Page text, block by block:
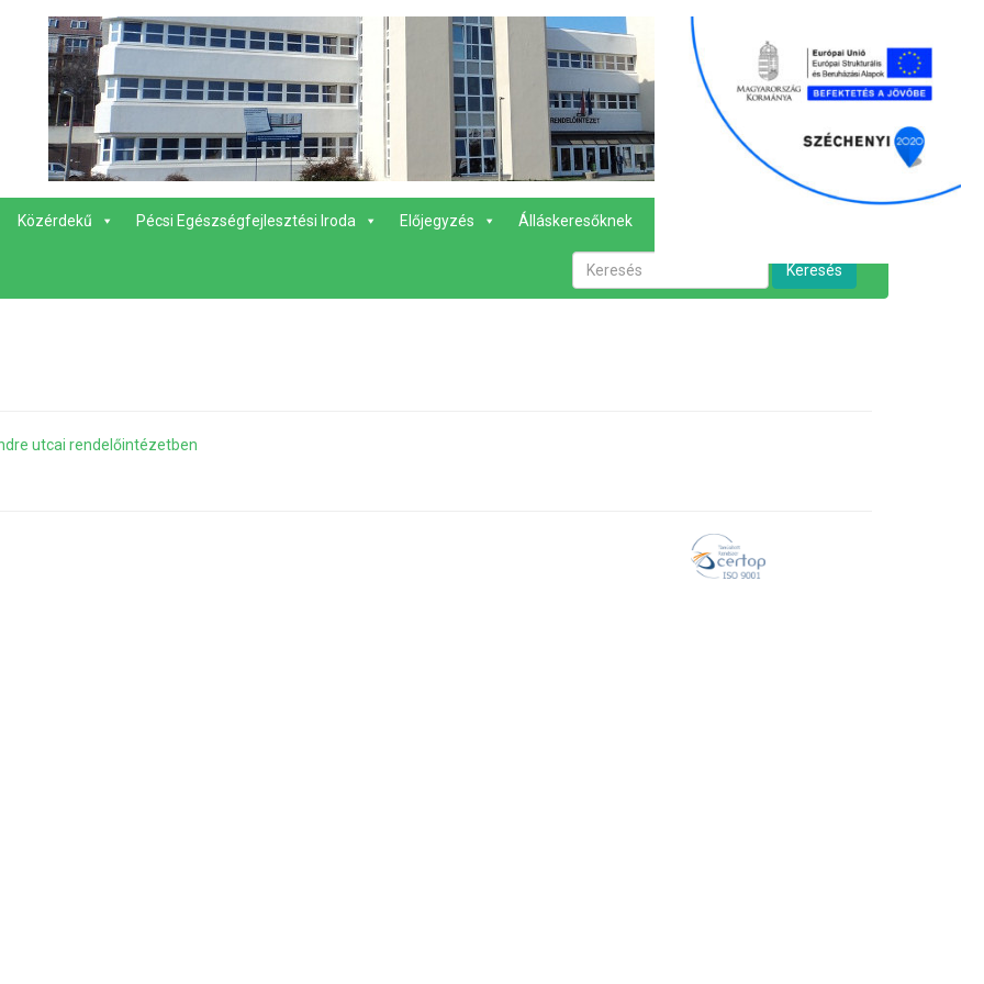
Közérdekű Pécsi Egészségfejlesztési Iroda Előjegyzés Álláskeresőknek
Keresés
utcai rendelőintézetben